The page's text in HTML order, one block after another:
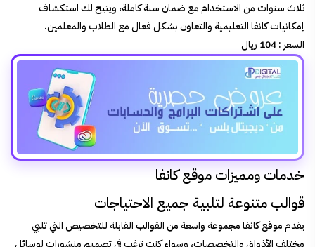
ثلاث سنوات من الاستخدام مع ضمان سنة كاملة، ويتيح لك استكشاف
إمكانيات كانفا التعليمية والتعاون بشكل فعال مع الطلاب والمعلمين.
السعر :
خدمات ومميزات موقع كانفا
قوالب متنوعة لتلبية جميع الاحتياجات
يقدم موقع كانفا مجموعة واسعة من القوالب القابلة للتخصيص التي تلبي
مختلف الأذواق والتخصصات، وسواء كنت ترغب في تصميم منشورات لوسائل